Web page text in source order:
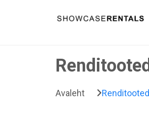
Renditooted
Avaleht Renditooted